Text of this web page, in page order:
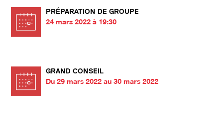
PRÉPARATION DE GROUPE
24 mars 2022 à 19:30
GRAND CONSEIL
Du 29 mars 2022 au 30 mars 2022